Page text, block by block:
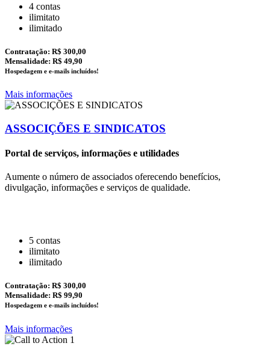
4 contas
ilimitato
ilimitado
Contratação: R$ 300,00
Mensalidade: R$ 49,90
Hospedagem e e-mails incluídos!
Mais informações
ASSOCIÇÕES E SINDICATOS
Portal de serviços, informações e utilidades
Aumente o número de associados oferecendo benefícios,
divulgação, informações e serviços de qualidade.
5 contas
ilimitato
ilimitado
Contratação: R$ 300,00
Mensalidade: R$ 99,90
Hospedagem e e-mails incluídos!
Mais informações